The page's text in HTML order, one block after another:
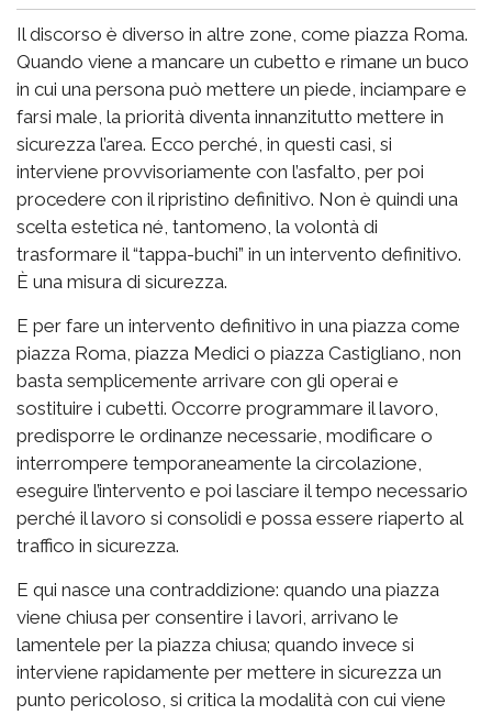
Il discorso è diverso in altre zone, come piazza Roma.
Quando viene a mancare un cubetto e rimane un buco
in cui una persona può mettere un piede, inciampare e
farsi male, la priorità diventa innanzitutto mettere in
sicurezza l’area. Ecco perché, in questi casi, si
interviene provvisoriamente con l’asfalto, per poi
procedere con il ripristino definitivo. Non è quindi una
scelta estetica né, tantomeno, la volontà di
trasformare il “tappa-buchi” in un intervento definitivo.
È una misura di sicurezza.
E per fare un intervento definitivo in una piazza come
piazza Roma, piazza Medici o piazza Castigliano, non
basta semplicemente arrivare con gli operai e
sostituire i cubetti. Occorre programmare il lavoro,
predisporre le ordinanze necessarie, modificare o
interrompere temporaneamente la circolazione,
eseguire l’intervento e poi lasciare il tempo necessario
perché il lavoro si consolidi e possa essere riaperto al
traffico in sicurezza.
E qui nasce una contraddizione: quando una piazza
viene chiusa per consentire i lavori, arrivano le
lamentele per la piazza chiusa; quando invece si
interviene rapidamente per mettere in sicurezza un
punto pericoloso, si critica la modalità con cui viene